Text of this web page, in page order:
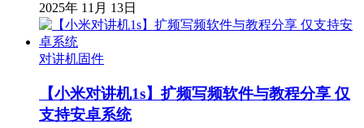
2025年 11月 13日
对讲机固件
【小米对讲机1s】扩频写频软件与教程分享 仅
支持安卓系统